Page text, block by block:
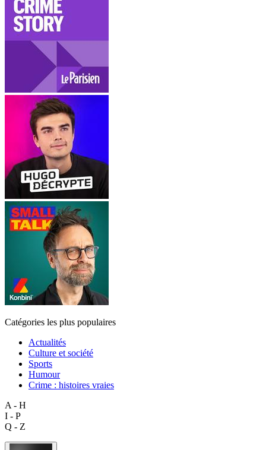
Catégories les plus populaires
Actualités
Culture et société
Sports
Humour
Crime : histoires vraies
A - H
I - P
Q - Z